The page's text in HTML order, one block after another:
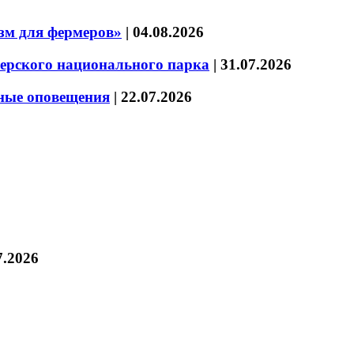
для фермеров» | 04.08.2026
национального парка | 31.07.2026
оповещения | 22.07.2026